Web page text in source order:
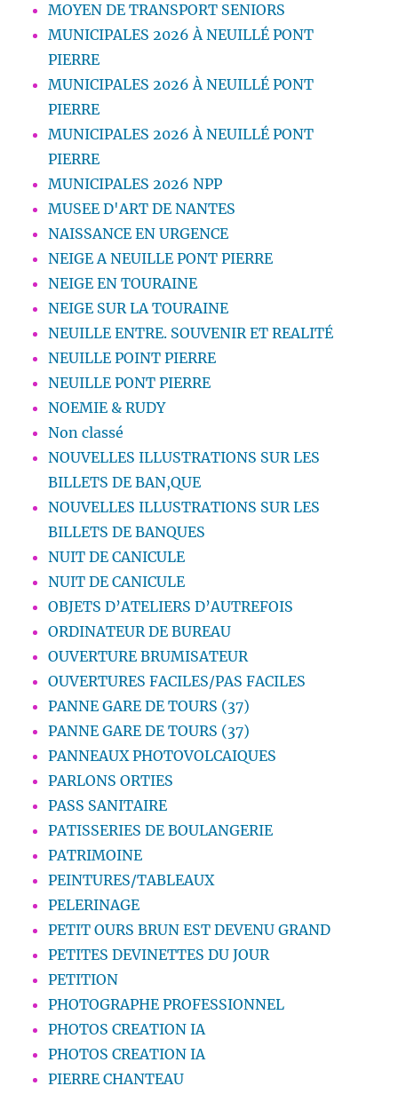
MOYEN DE TRANSPORT SENIORS
MUNICIPALES 2026 À NEUILLÉ PONT
PIERRE
MUNICIPALES 2026 À NEUILLÉ PONT
PIERRE
MUNICIPALES 2026 À NEUILLÉ PONT
PIERRE
MUNICIPALES 2026 NPP
MUSEE D'ART DE NANTES
NAISSANCE EN URGENCE
NEIGE A NEUILLE PONT PIERRE
NEIGE EN TOURAINE
NEIGE SUR LA TOURAINE
NEUILLE ENTRE. SOUVENIR ET REALITÉ
NEUILLE POINT PIERRE
NEUILLE PONT PIERRE
NOEMIE & RUDY
Non classé
NOUVELLES ILLUSTRATIONS SUR LES
BILLETS DE BAN,QUE
NOUVELLES ILLUSTRATIONS SUR LES
BILLETS DE BANQUES
NUIT DE CANICULE
NUIT DE CANICULE
OBJETS D’ATELIERS D’AUTREFOIS
ORDINATEUR DE BUREAU
OUVERTURE BRUMISATEUR
OUVERTURES FACILES/PAS FACILES
PANNE GARE DE TOURS (37)
PANNE GARE DE TOURS (37)
PANNEAUX PHOTOVOLCAIQUES
PARLONS ORTIES
PASS SANITAIRE
PATISSERIES DE BOULANGERIE
PATRIMOINE
PEINTURES/TABLEAUX
PELERINAGE
PETIT OURS BRUN EST DEVENU GRAND
PETITES DEVINETTES DU JOUR
PETITION
PHOTOGRAPHE PROFESSIONNEL
PHOTOS CREATION IA
PHOTOS CREATION IA
PIERRE CHANTEAU